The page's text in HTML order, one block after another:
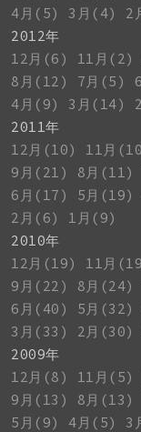
4月(5)
3月(4) 2
2012年
12月(6)
11月(2)
8月(12)
7月(5)
4月(9)
3月(14)
2011年
12月(10)
11月
9月(21)
8月(11)
6月(17)
5月(19)
2月(6)
1月(9)
2010年
12月(19)
11月
9月(22)
8月(24)
6月(40)
5月(32)
3月(33)
2月(30)
2009年
12月(8)
11月(5)
9月(13)
8月(13)
5月(9)
4月(5) 3